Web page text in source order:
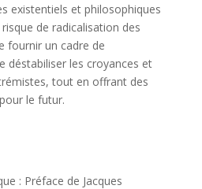
existentiels et philosophiques
de radicalisation des
fournir un cadre de
déstabiliser les croyances et
tout en offrant des
le futur.
: Préface de Jacques